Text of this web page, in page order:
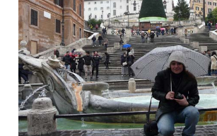
Noël
en
Europe
?